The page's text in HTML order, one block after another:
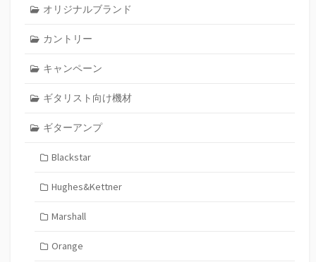
オリジナルブランド
カントリー
キャンペーン
ギタリスト向け機材
ギターアンプ
Blackstar
Hughes&Kettner
Marshall
Orange